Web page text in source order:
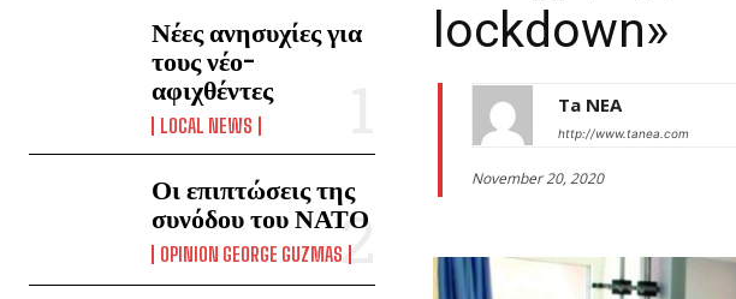
Νέες ανησυχίες για
τους νέο-
αφιχθέντες
LOCAL NEWS
Οι επιπτώσεις της
συνόδου του ΝΑΤΟ
OPINION GEORGE GUZMAS
lockdown»
Ta NEA
http://www.tanea.com
November 20, 2020